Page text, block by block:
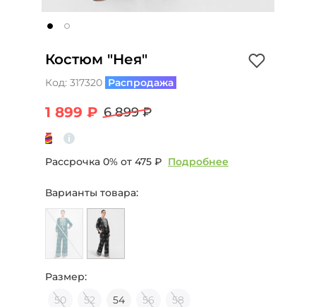
Костюм "Нея"
Код: 317320 Распродажа
1 899 ₽ 6 899 ₽
Рассрочка 0% от 475 ₽ Подробнее
Варианты товара:
Размер:
50
52 54 56 58